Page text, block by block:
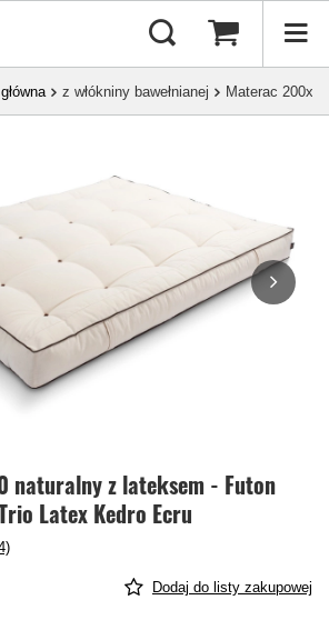
z włókniny bawełnianej Materac
naturalny z lateksem - Futon
Latex Kedro Ecru
Dodaj do listy zakupowej